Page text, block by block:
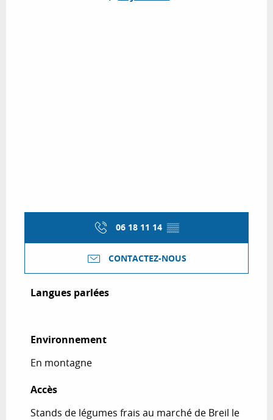
06 18 11 14 ▒▒
CONTACTEZ-NOUS
Langues parlées
Langues parlées
Environnement
Environnement
En montagne
Accès
Accès
Stands de légumes frais au marché de Breil le